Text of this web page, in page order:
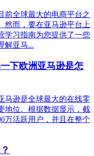
前全球最大的电商平台之
然而，要在亚马逊平台上
学习指南为您提供了一些
解亚马...
下欧洲亚马逊是怎
马逊是全球最大的在线零
地位。根据数据显示，截
万活跃用户，并且在整个